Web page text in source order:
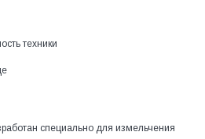
техники
специально для измельчения